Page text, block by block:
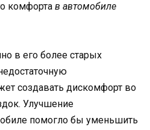
комфорта в автомобиле
в его более старых
создавать дискомфорт во
Улучшение
помогло бы уменьшить